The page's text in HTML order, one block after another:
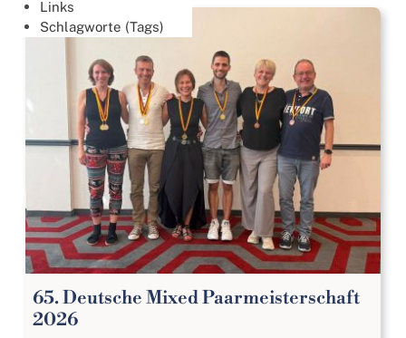
Links
Schlagworte (Tags)
65. Deutsche Mixed Paarmeisterschaft
2026